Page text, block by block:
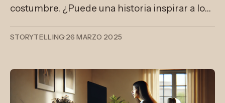
costumbre. ¿Puede una historia inspirar a los
norma que a veces se omite por costumbre?
STORYTELLING·26 MARZO 2025